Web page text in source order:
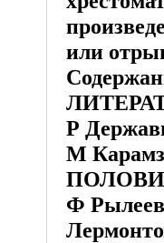
или
Р
М
Ф